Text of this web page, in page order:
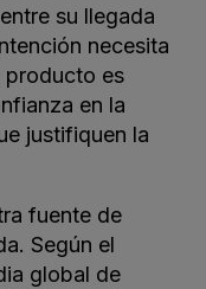
su llegada
necesita
producto es
en la
justifiquen la
fuente de
Según el
global de